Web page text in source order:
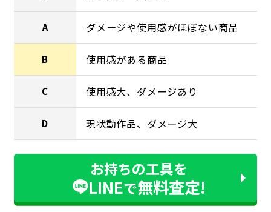
A ダメージや使用感がほぼない商品
B 使用感がある商品
C 使用感大、ダメージあり
D 現状動作品、ダメージ大
お持ちの工具を
LINEで無料査定!